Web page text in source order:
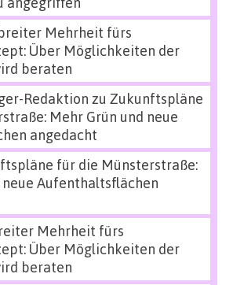
Mehrheit fürs
Über Möglichkeiten der
beraten
Redaktion zu Zukunftspläne
Mehr Grün und neue
angedacht
für die Münsterstraße:
neue Aufenthaltsflächen
Mehrheit fürs
Über Möglichkeiten der
beraten